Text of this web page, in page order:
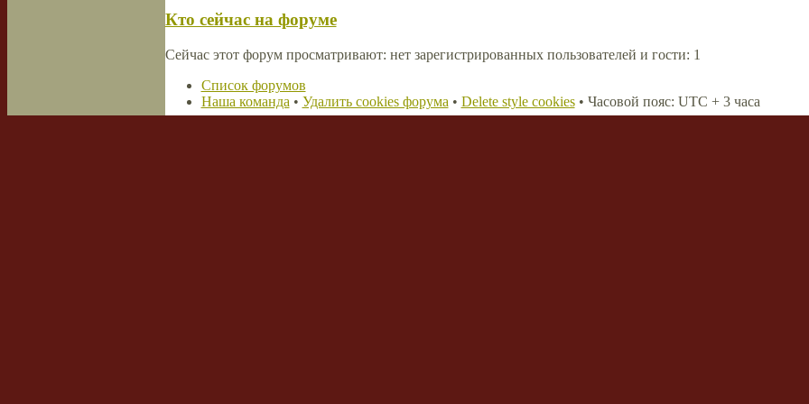
Кто сейчас на форуме
Сейчас этот форум просматривают: нет зарегистрированных пользователей и гости: 1
Список форумов
Наша команда • Удалить cookies форума • Delete style cookies• Часовой пояс: UTC + 3 часа